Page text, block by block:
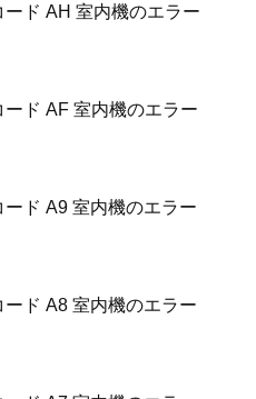
ード AH 室内機のエラー
ード AF 室内機のエラー
ド A9 室内機のエラー
ド A8 室内機のエラー